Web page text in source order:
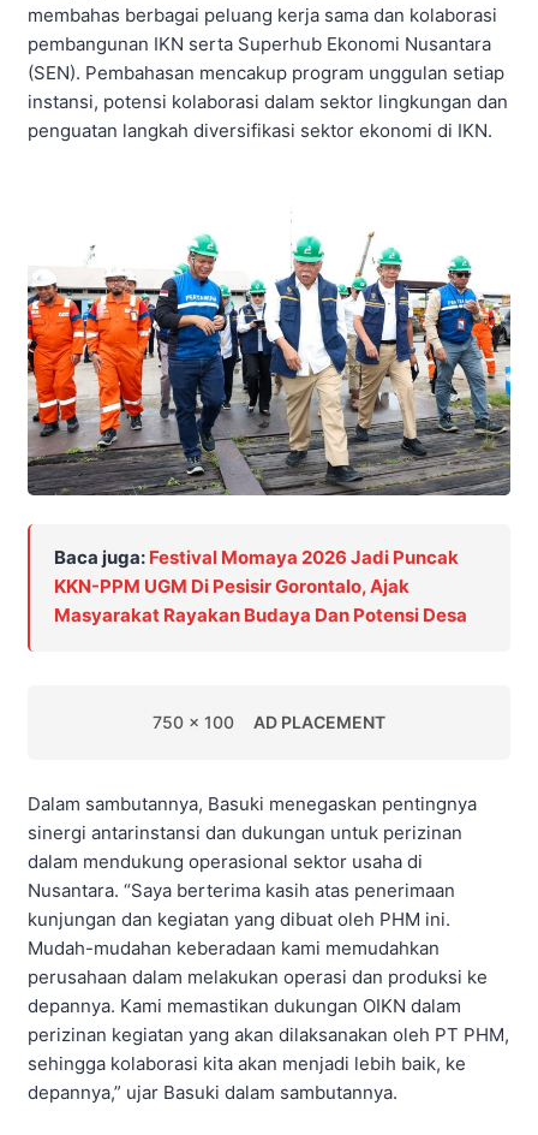
membahas berbagai peluang kerja sama dan kolaborasi
pembangunan IKN serta Superhub Ekonomi Nusantara
(SEN). Pembahasan mencakup program unggulan setiap
instansi, potensi kolaborasi dalam sektor lingkungan dan
penguatan langkah diversifikasi sektor ekonomi di IKN.
Baca juga: Festival Momaya 2026 Jadi Puncak
KKN-PPM UGM Di Pesisir Gorontalo, Ajak
Masyarakat Rayakan Budaya Dan Potensi Desa
750 x 100 AD PLACEMENT
Dalam sambutannya, Basuki menegaskan pentingnya
sinergi antarinstansi dan dukungan untuk perizinan
dalam mendukung operasional sektor usaha di
Nusantara. “Saya berterima kasih atas penerimaan
kunjungan dan kegiatan yang dibuat oleh PHM ini.
Mudah-mudahan keberadaan kami memudahkan
perusahaan dalam melakukan operasi dan produksi ke
depannya. Kami memastikan dukungan OIKN dalam
perizinan kegiatan yang akan dilaksanakan oleh PT PHM,
sehingga kolaborasi kita akan menjadi lebih baik, ke
depannya,” ujar Basuki dalam sambutannya.